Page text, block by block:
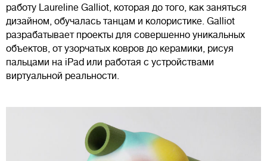
работу Laureline Galliot, которая до того, как заняться
дизайном, обучалась танцам и колористике. Galliot
разрабатывает проекты для совершенно уникальных
объектов, от узорчатых ковров до керамики, рисуя
пальцами на iPad или работая с устройствами
виртуальной реальности.